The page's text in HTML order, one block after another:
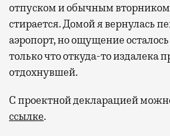
отпуском и обычным
стирается. Домой я вернулась
аэропорт, но ощущение
только что откуда-то издалека
отдохнувшей.
С проектной декларацией
ссылке.